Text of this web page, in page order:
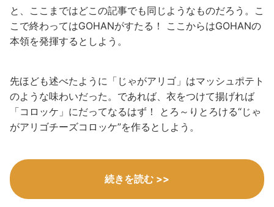
と、ここまではどこの記事でも同じようなものだろう。こ
こで終わってはGOHANがすたる！ ここからはGOHANの
本領を発揮するとしよう。
先ほども述べたように「じゃがアリゴ」はマッシュポテト
のような味わいだった。であれば、衣をつけて揚げれば
「コロッケ」にだってなるはず！ とろ～りとろける“じゃ
がアリゴチーズコロッケ”を作るとしよう。
続きを読む >>